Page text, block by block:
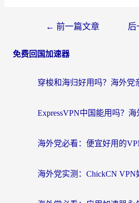
← 前一篇文章 后
免费回国加速器